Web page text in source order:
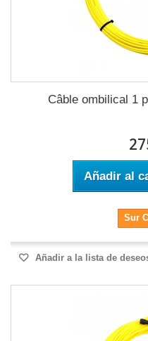
Câble ombilical 1
Añadir al
Sur
Añadir a la lista de